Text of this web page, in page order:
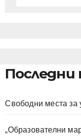
Последни
Свободни места за
„Образователни